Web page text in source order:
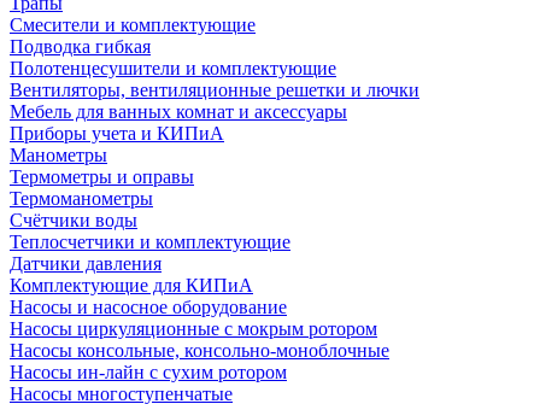
Смесители и комплектующие
Подводка гибкая
Полотенцесушители и комплектующие
Вентиляторы, вентиляционные решетки и лючки
Мебель для ванных комнат и аксессуары
Приборы учета и КИПиА
Манометры
Термометры и оправы
Термоманометры
Счётчики воды
Теплосчетчики и комплектующие
Датчики давления
Комплектующие для КИПиА
Насосы и насосное оборудование
Насосы циркуляционные с мокрым ротором
Насосы консольные, консольно-моноблочные
Насосы ин-лайн с сухим ротором
Насосы многоступенчатые